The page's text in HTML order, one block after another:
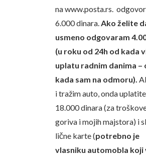
na www.posta.rs.
6.000 dinara.Ako želite
usmeno odgovaram
(u roku od 24h od kada
uplatu radnim danima –
kada sam na odmoru).
i tražim auto, onda
18.000 dinara (za
goriva i mojih majstora) i
lične karte (potrebno je
vlasniku automobla koji